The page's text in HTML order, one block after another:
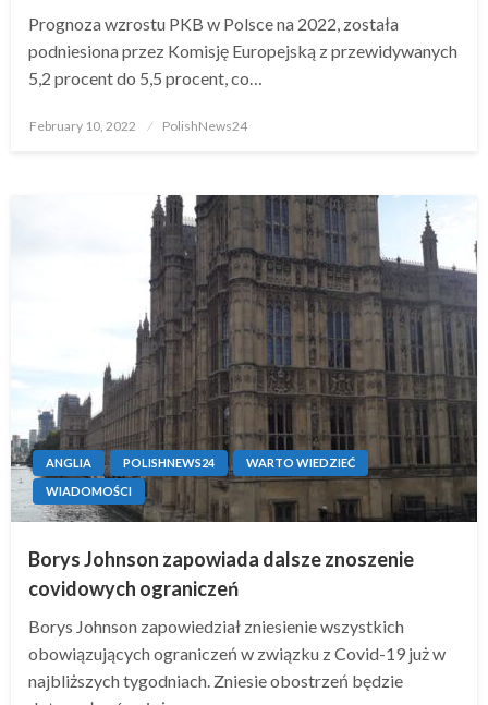
Prognoza wzrostu PKB w Polsce na 2022, została
podniesiona przez Komisję Europejską z przewidywanych
5,2 procent do 5,5 procent, co…
Posted
February 10, 2022 PolishNews24
ANGLIA POLISHNEWS24
WARTO WIEDZIEĆ
WIADOMOŚCI
Borys Johnson zapowiada dalsze znoszenie
covidowych ograniczeń
Borys Johnson zapowiedział zniesienie wszystkich
obowiązujących ograniczeń w związku z Covid-19 już w
najbliższych tygodniach. Zniesie obostrzeń będzie